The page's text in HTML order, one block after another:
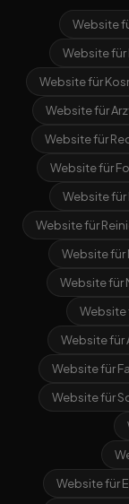
Website
Website für
Website für
Website für
Website für
Website für
Website
Website für
Website für
Website für
Website
Website für
Website für
Website für
Website für